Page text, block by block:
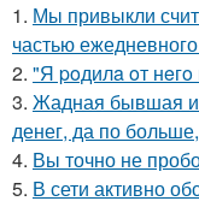
1. Мы привыкли
частью
2. "Я poдилa oт нeгo
3. Жадная бывшая
денег, да по
4. Вы точно не
5. В сети активно